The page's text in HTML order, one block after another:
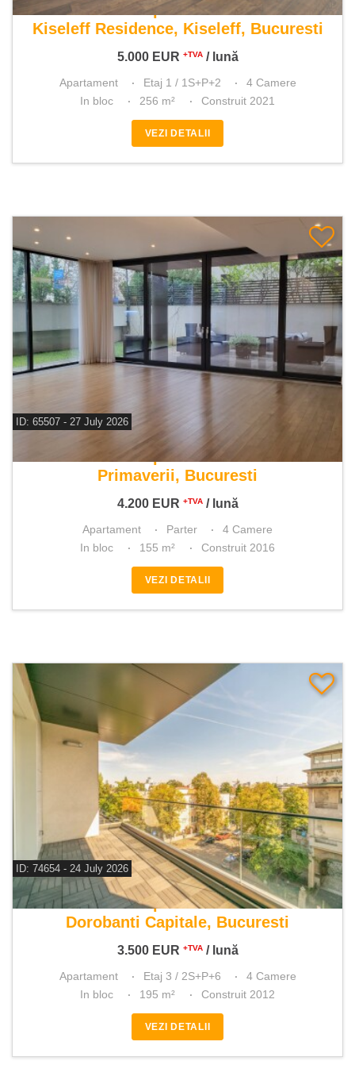
De inchiriat apartament 4 camere
Kiseleff Residence, Kiseleff, Bucuresti
5.000 EUR +TVA/ lună
Apartament Etaj 1 / 1S+P+2
4 Camere
In bloc
256 m² Construit 2021
VEZI DETALII
ID: 65507 - 27 July 2026
De inchiriat apartament 4 camere
Primaverii, Bucuresti
4.200 EUR +TVA/ lună
Apartament Parter
4 Camere
In bloc
155 m² Construit 2016
VEZI DETALII
ID: 74654 - 24 July 2026
De inchiriat apartament 4 camere
Dorobanti Capitale, Bucuresti
3.500 EUR +TVA/ lună
Apartament Etaj 3 / 2S+P+6
4 Camere
In bloc
195 m² Construit 2012
VEZI DETALII